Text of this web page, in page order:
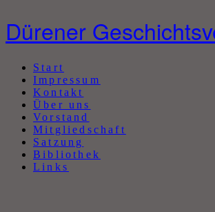
Dürener
Abbrechen
Start
Impressum
Kontakt
Über uns
Vorstand
Mitgliedschaft
Satzung
Bibliothek
Links